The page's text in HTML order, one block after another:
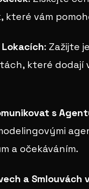
vám
: Zažijte
které dodají
s
a očekáváním.
a Smlouvách